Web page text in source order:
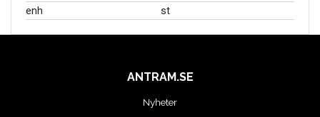
enh
st
ANTRAM.SE
Nyheter